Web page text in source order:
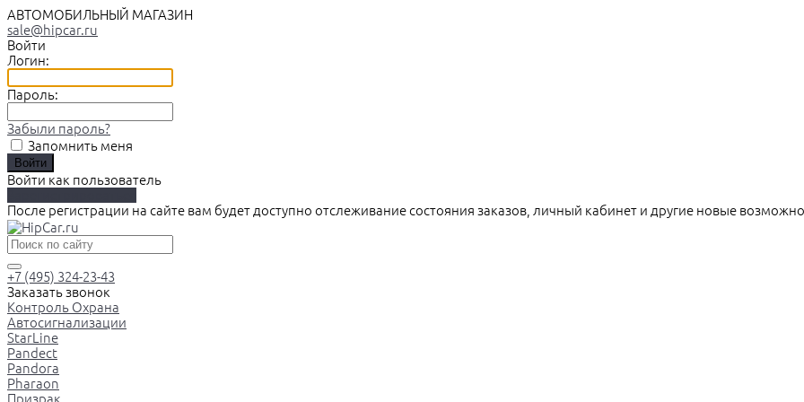
АВТОМОБИЛЬНЫЙ МАГАЗИН
sale@hipcar.ru
Войти
Логин:
Пароль:
Забыли пароль?
Запомнить меня
Войти как пользователь
После регистрации на сайте вам будет доступно отслеживание состояния заказов, личный кабинет и другие новые
+7 (495) 324-23-43
Заказать звонок
Контроль Охрана
Автосигнализации
StarLine
Pandect
Pandora
Pharaon
Призрак